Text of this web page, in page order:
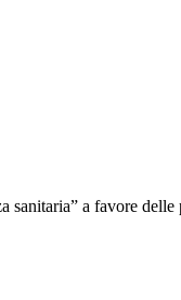
sanitaria” a favore delle